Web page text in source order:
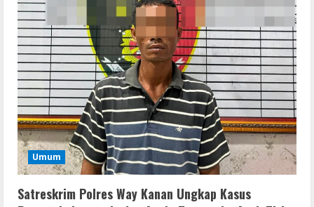
Umum
Satreskrim Polres Way Kanan Ungkap Kasus